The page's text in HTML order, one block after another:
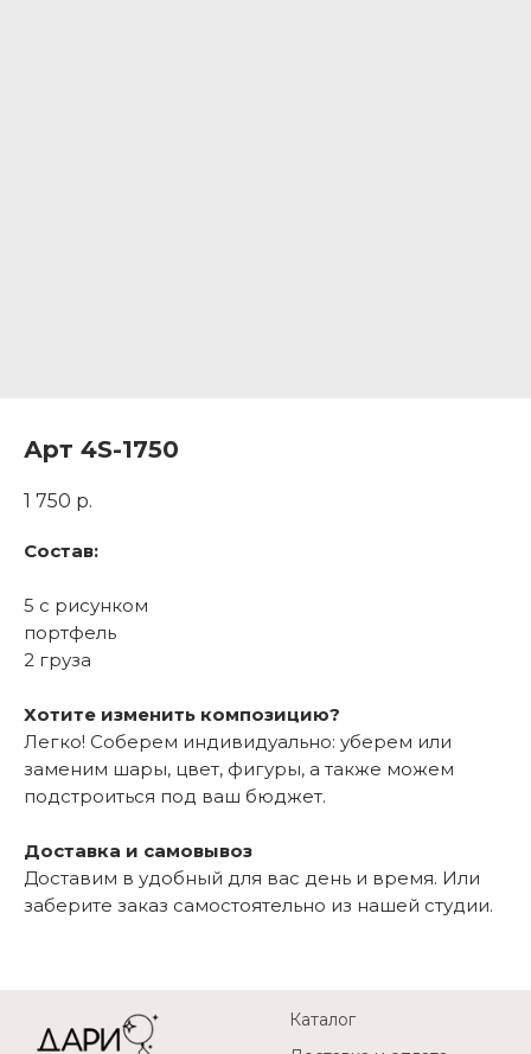
Арт 4S-1750
1 750 р.
Состав:
5 с рисунком
портфель
2 груза
Хотите изменить композицию?
Легко! Соберем индивидуально: уберем или
заменим шары, цвет, фигуры, а также можем
подстроиться под ваш бюджет.
Доставка и самовывоз
Доставим в удобный для вас день и время. Или
заберите заказ самостоятельно из нашей студии.
Каталог